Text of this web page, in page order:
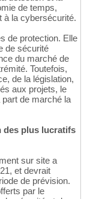
de temps,
à la cybersécurité.
de protection. Elle
de sécurité
du marché de
Toutefois,
de la législation,
aux projets, le
de marché la
des plus lucratifs
sur site a
et devrait
de prévision.
par le